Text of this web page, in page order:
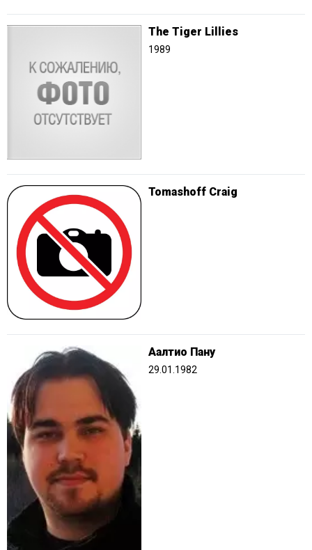
The Tiger Lillies
1989
Tomashoff Craig
Аалтио Пану
29.01.1982